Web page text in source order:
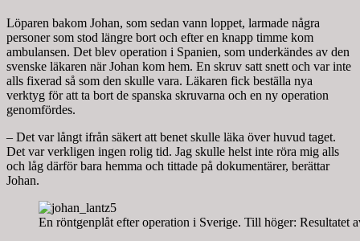
Löparen bakom Johan, som sedan vann loppet, larmade några
personer som stod längre bort och efter en knapp timme kom
ambulansen. Det blev operation i Spanien, som underkändes av den
svenske läkaren när Johan kom hem. En skruv satt snett och var inte
alls fixerad så som den skulle vara. Läkaren fick beställa nya
verktyg för att ta bort de spanska skruvarna och en ny operation
genomfördes.
– Det var långt ifrån säkert att benet skulle läka över huvud taget.
Det var verkligen ingen rolig tid. Jag skulle helst inte röra mig alls
och låg därför bara hemma och tittade på dokumentärer, berättar
Johan.
En röntgenplåt efter operation i Sverige. Till höger: Resultatet